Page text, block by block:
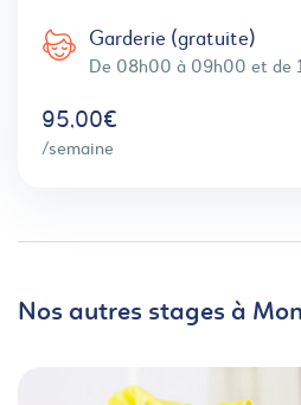
Garderie (gratuite)
De 08h00 à 09h00 et de
95,00€
/semaine
Nos autres stages à